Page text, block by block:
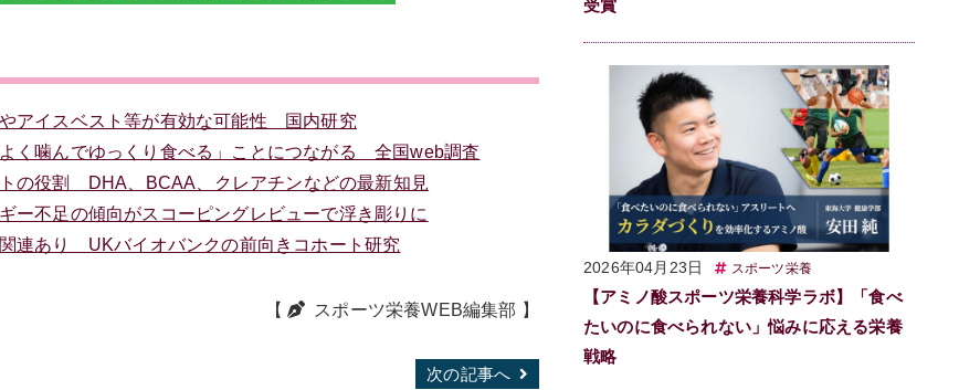
アイスベスト等が有効な可能性 国内研究
く噛んでゆっくり食べる」ことにつながる 全国web調査
の役割 DHA、BCAA、クレアチンなどの最新知見
不足の傾向がスコーピングレビューで浮き彫りに
連あり UKバイオバンクの前向きコホート研究
【 スポーツ栄養WEB編集部 】
次の記事へ
受賞
2026年04月23日 スポーツ栄養
【アミノ酸スポーツ栄養科学ラボ】「食べ
たいのに食べられない」悩みに応える栄養
戦略